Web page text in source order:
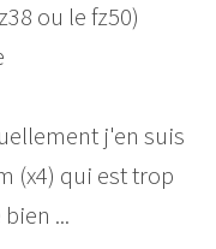
ou le fz50)
j'en suis
(x4) qui est trop
...